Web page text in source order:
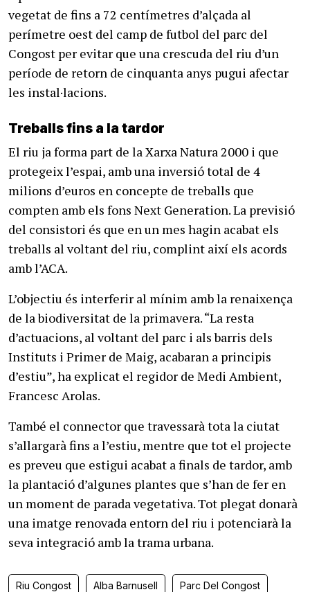
vegetat de fins a 72 centímetres d’alçada al
perímetre oest del camp de futbol del parc del
Congost per evitar que una crescuda del riu d’un
període de retorn de cinquanta anys pugui afectar
les instal·lacions.
Treballs fins a la tardor
El riu ja forma part de la Xarxa Natura 2000 i que
protegeix l’espai, amb una inversió total de 4
milions d’euros en concepte de treballs que
compten amb els fons Next Generation. La previsió
del consistori és que en un mes hagin acabat els
treballs al voltant del riu, complint així els acords
amb l’ACA.
L’objectiu és interferir al mínim amb la renaixença
de la biodiversitat de la primavera. “La resta
d’actuacions, al voltant del parc i als barris dels
Instituts i Primer de Maig, acabaran a principis
d’estiu”, ha explicat el regidor de Medi Ambient,
Francesc Arolas.
També el connector que travessarà tota la ciutat
s’allargarà fins a l’estiu, mentre que tot el projecte
es preveu que estigui acabat a finals de tardor, amb
la plantació d’algunes plantes que s’han de fer en
un moment de parada vegetativa. Tot plegat donarà
una imatge renovada entorn del riu i potenciarà la
seva integració amb la trama urbana.
Riu Congost Alba Barnusell Parc Del Congost